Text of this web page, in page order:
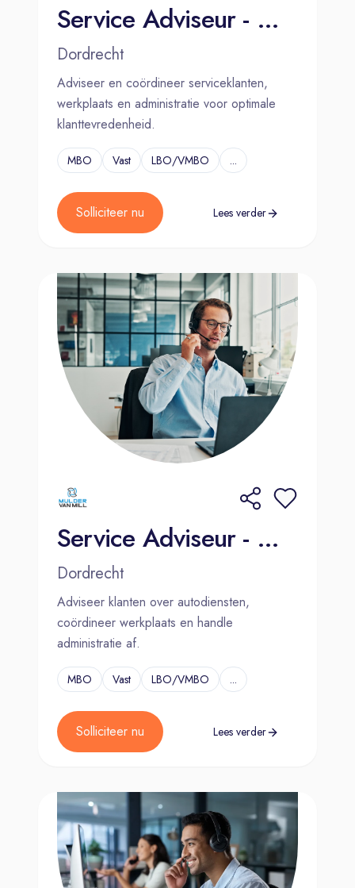
Service Adviseur - Mulder Van Mill - Dordrecht (Mijlweg)
Dordrecht
Adviseer en coördineer serviceklanten,
werkplaats en administratie voor optimale
klanttevredenheid.
MBO Vast LBO/VMBO ...
Solliciteer nu Lees verder
Service Adviseur - Mulder Van Mill Dordrecht (Laan)
Dordrecht
Adviseer klanten over autodiensten,
coördineer werkplaats en handle
administratie af.
MBO Vast LBO/VMBO ...
Solliciteer nu Lees verder